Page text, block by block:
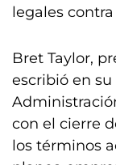
legales
Bret Taylor,
escribió en su
con el cierre
los términos